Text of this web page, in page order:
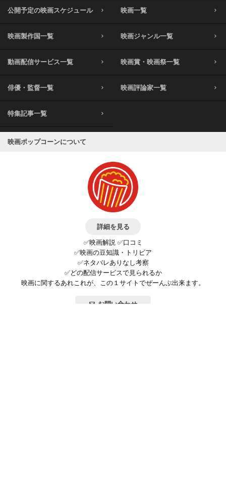
公開予定の映画スケジュール 映画一覧
映画製作国一覧 映画ジャンル一覧
動画配信サービス一覧 映画賞・映画祭一覧
俳優・監督一覧 映画評論家一覧
特集記事一覧
映画ポップコーンについて
詳細を見る
✅映画解説 ✅口コミ
✅映画の豆知識・トリビア
✅ネタバレありなし考察
✅どの配信サービスで見られるか
映画に関するあれこれが、この１サイトでぜーんぶ出来ます。
お問い合わせ